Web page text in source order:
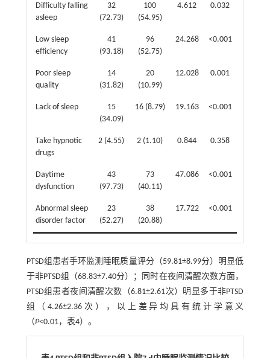
Difficulty falling
asleep
32
(72.73)
100
(54.95)
4.612 0.032
Low sleep
efficiency
41
(93.18)
96
(52.75)
24.268 <0.001
Poor sleep
quality
14
(31.82)
20
(10.99)
12.028 0.001
Lack of sleep
15
(34.09)
16 (8.79) 19.163 <0.001
Take hypnotic
drugs
2 (4.55) 2 (1.10) 0.844 0.358
Daytime
dysfunction
43
(97.73)
73
(40.11)
47.086 <0.001
Abnormal sleep
disorder factor
23
(52.27)
38
(20.88)
17.722 <0.001
PTSD组患者手环监测睡眠质量评分（59.81±8.99分）明显低
于非PTSD组（68.83±7.40分）；同时在夜间清醒次数方面，
PTSD组患者夜间清醒次数（6.81±2.61次）明显多于非PTSD
组（4.26±2.36次），以上差异均具有统计学意义
（P<0.01， 表4）。